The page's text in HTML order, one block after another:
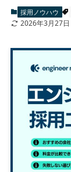
採用ノウハウ
2026年3月27日